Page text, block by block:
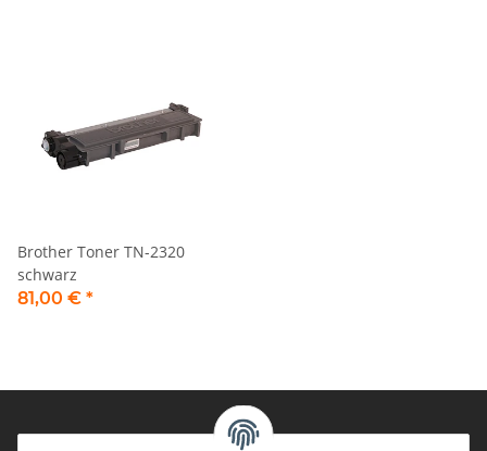
Brother Toner TN-2320
schwarz
81,00 € *